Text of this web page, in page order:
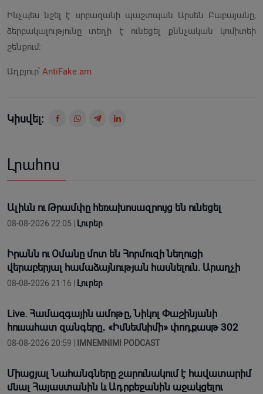
Ինչպես նշել է սրբազանի պաշտպան Արսեն Բաբայանը,
ձերբակալությունը տեղի է ունեցել քննչական կոմիտեի
շենքում։
Աղբյուր՝ AntiFake.am
Կիսվել:
Լրահոս
Ալիևն ու Թրամփը հեռախոսազրույց են ունեցել
08-08-2026 22:05 | Լուրեր
Իրանն ու Օմանը մոտ են Հորմուզի նեղուցի
վերաբերյալ համաձայնության հասնելուն. Արաղչի
08-08-2026 21:16 | Լուրեր
Live. Համազգային ամոթը, Նիկոլ Փաշինյանի
հուսահատ զանգերը․ «Իմնեմնիմի» փոդքասթ 302
08-08-2026 20:59 | IMNEMNIMI PODCAST
Միացյալ Նահանգները շարունակում է հավատարիմ
մնալ Հայաստանին և Ադրբեջանին աջակցելու